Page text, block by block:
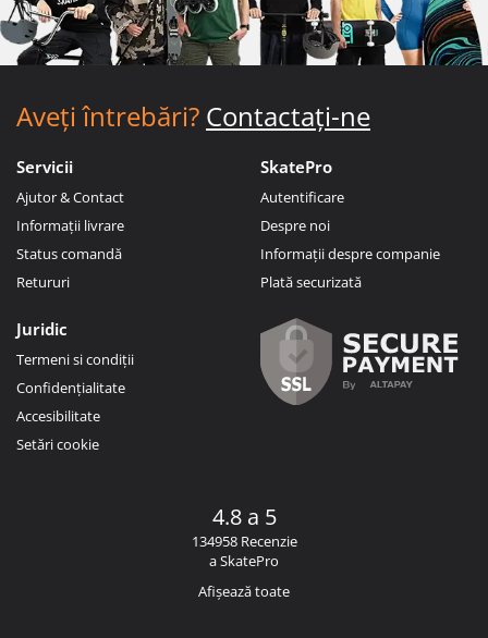
Aveți întrebări? Contactați-ne
Servicii
Ajutor & Contact
Informații livrare
Status comandă
Retururi
SkatePro
Autentificare
Despre noi
Informații despre companie
Plată securizată
Juridic
Termeni si condiții
Confidențialitate
Accesibilitate
Setări cookie
4.8 a 5
134958 Recenzie
a SkatePro
Afișează toate